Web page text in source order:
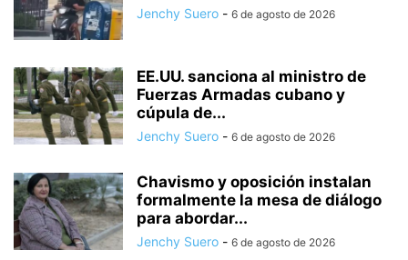
Jenchy Suero - 6 de agosto de 2026
EE.UU. sanciona al ministro de
Fuerzas Armadas cubano y
cúpula de...
Jenchy Suero - 6 de agosto de 2026
Chavismo y oposición instalan
formalmente la mesa de diálogo
para abordar...
Jenchy Suero - 6 de agosto de 2026